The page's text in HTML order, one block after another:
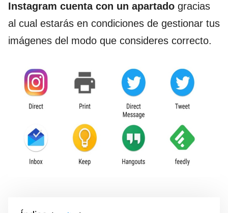
Instagram cuenta con un apartado gracias
al cual estarás en condiciones de gestionar tus
imágenes del modo que consideres correcto.